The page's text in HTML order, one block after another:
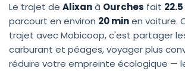
Le trajet de Alixanà Ourches fait
parcourt en environ 20 minen voiture.
trajet avec Mobicoop, c'est partager
carburant et péages, voyager plus
réduire votre empreinte écologique —